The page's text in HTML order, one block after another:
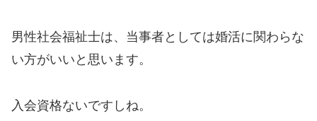
男性社会福祉士は、当事者としては婚活に関わらな
い方がいいと思います。
入会資格ないですしね。